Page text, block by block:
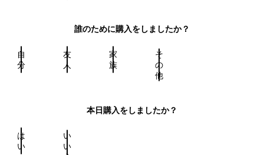
誰のために購入をしましたか？
自
分
友
人
家
族
そ
の
他
本日購入をしましたか？
は
い
い
い